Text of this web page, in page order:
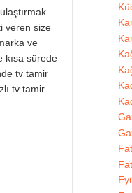
veren size
ve
kısa sürede
tv tamir
tv tamir